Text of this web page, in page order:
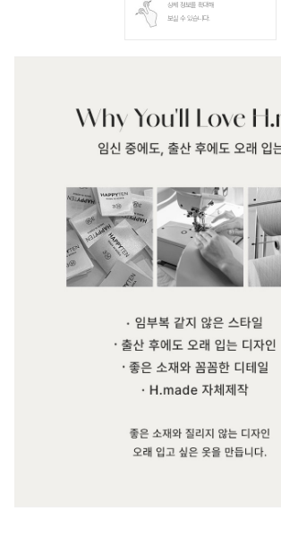
상세 정보를 확대해
보실 수 있습니다.